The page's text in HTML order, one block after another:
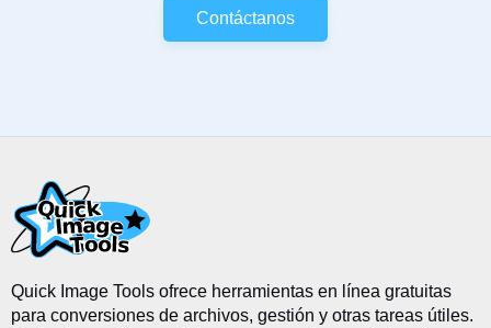
Contáctanos
Quick Image Tools ofrece herramientas en línea gratuitas
para conversiones de archivos, gestión y otras tareas útiles.